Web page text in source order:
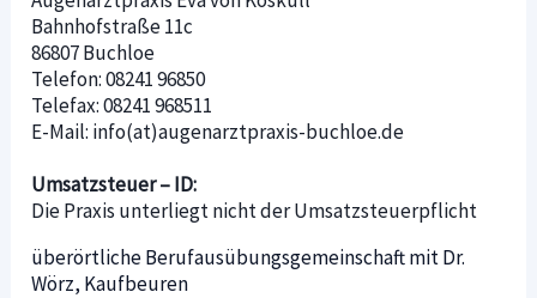
Bahnhofstraße 11c
86807 Buchloe
Telefon: 08241 96850
Telefax: 08241 968511
E-Mail: info(at)augenarztpraxis-buchloe.de
Umsatzsteuer – ID:
Die Praxis unterliegt nicht der Umsatzsteuerpflicht
überörtliche Berufausübungsgemeinschaft mit Dr.
Wörz, Kaufbeuren